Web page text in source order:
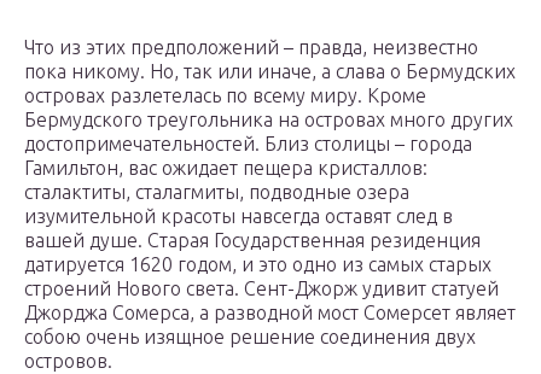
Что из этих предположений – правда, неизвестно
пока никому. Но, так или иначе, а слава о Бермудских
островах разлетелась по всему миру. Кроме
Бермудского треугольника на островах много других
достопримечательностей. Близ столицы – города
Гамильтон, вас ожидает пещера кристаллов:
сталактиты, сталагмиты, подводные озера
изумительной красоты навсегда оставят след в
вашей душе. Старая Государственная резиденция
датируется 1620 годом, и это одно из самых старых
строений Нового света. Сент-Джорж удивит статуей
Джорджа Сомерса, а разводной мост Сомерсет являет
собою очень изящное решение соединения двух
островов.